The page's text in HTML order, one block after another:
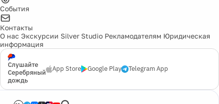
События
Контакты
О нас Экскурсии Silver Studio Рекламодателям Юридическая
информация
Слушайте
Серебряный
дождь
App Store Google Play Telegram App